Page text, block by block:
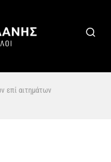
επί αιτημάτων